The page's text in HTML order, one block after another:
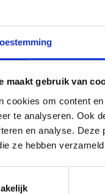
maakt gebruik van
cookies om content
te analyseren. Ook
en analyse.
ze hebben